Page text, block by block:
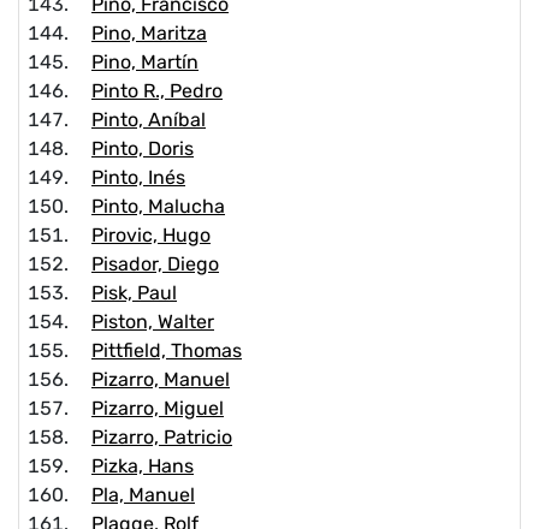
Pino, Francisco
Pino, Maritza
Pino, Martín
Pinto R., Pedro
Pinto, Aníbal
Pinto, Doris
Pinto, Inés
Pinto, Malucha
Pirovic, Hugo
Pisador, Diego
Pisk, Paul
Piston, Walter
Pittfield, Thomas
Pizarro, Manuel
Pizarro, Miguel
Pizarro, Patricio
Pizka, Hans
Pla, Manuel
Plagge, Rolf